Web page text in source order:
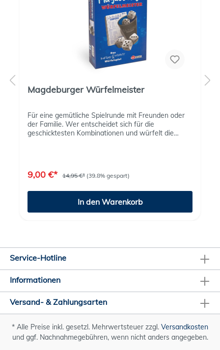
Magdeburger Würfelmeister
Für eine gemütliche Spielrunde mit Freunden oder
der Familie. Wer entscheidet sich für die
geschicktesten Kombinationen und würfelt die
neben fünf Würfel, einen geprägten Würfelbecher
Spielblock und vier Stifte. Auf der Rückseite der
Schachtel finden Sie einfache Spielanleitung.
9,00 €* 14,95 €* (39.8% gespart)
In den Warenkorb
Service-Hotline
Informationen
Versand- & Zahlungsarten
* Alle Preise inkl. gesetzl. Mehrwertsteuer zzgl. Versandkosten
und ggf. Nachnahmegebühren, wenn nicht anders angegeben.